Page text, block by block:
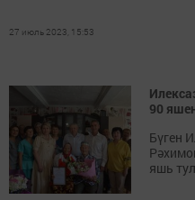
27 июль 2023, 15:53
90
Бүген
яшь